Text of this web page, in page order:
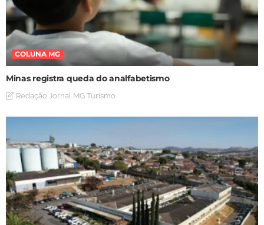
COLUNA MG
Minas registra queda do analfabetismo
Redação Jornal MG Turismo